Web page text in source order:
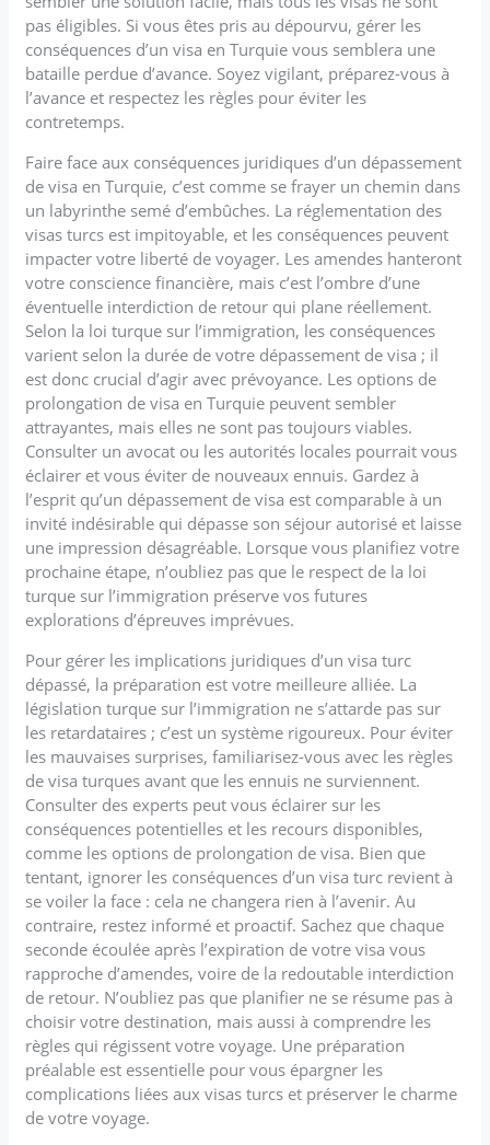
pas éligibles. Si vous êtes pris au dépourvu, gérer les
conséquences d’un visa en Turquie vous semblera une
bataille perdue d’avance. Soyez vigilant, préparez-vous à
l’avance et respectez les règles pour éviter les
contretemps.
Faire face aux conséquences juridiques d’un dépassement
de visa en Turquie, c’est comme se frayer un chemin dans
un labyrinthe semé d’embûches. La réglementation des
visas turcs est impitoyable, et les conséquences peuvent
impacter votre liberté de voyager. Les amendes hanteront
votre conscience financière, mais c’est l’ombre d’une
éventuelle interdiction de retour qui plane réellement.
Selon la loi turque sur l’immigration, les conséquences
varient selon la durée de votre dépassement de visa ; il
est donc crucial d’agir avec prévoyance. Les options de
prolongation de visa en Turquie peuvent sembler
attrayantes, mais elles ne sont pas toujours viables.
Consulter un avocat ou les autorités locales pourrait vous
éclairer et vous éviter de nouveaux ennuis. Gardez à
l’esprit qu’un dépassement de visa est comparable à un
invité indésirable qui dépasse son séjour autorisé et laisse
une impression désagréable. Lorsque vous planifiez votre
prochaine étape, n’oubliez pas que le respect de la loi
turque sur l’immigration préserve vos futures
explorations d’épreuves imprévues.
Pour gérer les implications juridiques d’un visa turc
dépassé, la préparation est votre meilleure alliée. La
législation turque sur l’immigration ne s’attarde pas sur
les retardataires ; c’est un système rigoureux. Pour éviter
les mauvaises surprises, familiarisez-vous avec les règles
de visa turques avant que les ennuis ne surviennent.
Consulter des experts peut vous éclairer sur les
conséquences potentielles et les recours disponibles,
comme les options de prolongation de visa. Bien que
tentant, ignorer les conséquences d’un visa turc revient à
se voiler la face : cela ne changera rien à l’avenir. Au
contraire, restez informé et proactif. Sachez que chaque
seconde écoulée après l’expiration de votre visa vous
rapproche d’amendes, voire de la redoutable interdiction
de retour. N’oubliez pas que planifier ne se résume pas à
choisir votre destination, mais aussi à comprendre les
règles qui régissent votre voyage. Une préparation
préalable est essentielle pour vous épargner les
complications liées aux visas turcs et préserver le charme
de votre voyage.